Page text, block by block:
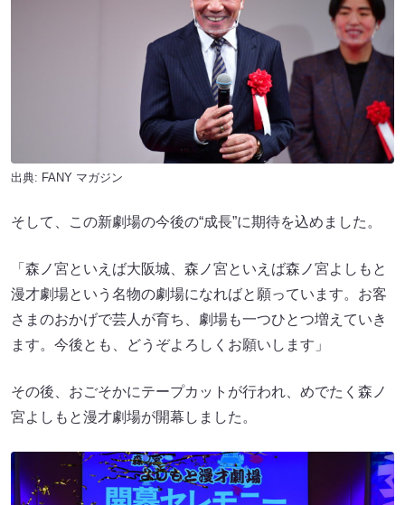
出典: FANY マガジン
そして、この新劇場の今後の“成長”に期待を込めました。
「森ノ宮といえば大阪城、森ノ宮といえば森ノ宮よしもと
漫才劇場という名物の劇場になればと願っています。お客
さまのおかげで芸人が育ち、劇場も一つひとつ増えていき
ます。今後とも、どうぞよろしくお願いします」
その後、おごそかにテープカットが行われ、めでたく森ノ
宮よしもと漫才劇場が開幕しました。